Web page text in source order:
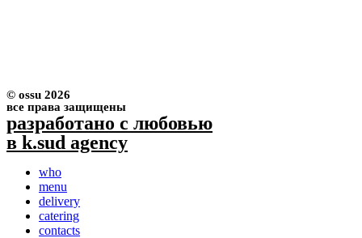
© ossu 2026
все права защищены
разработано с любовью
в k.sud agency
who
menu
delivery
catering
contacts